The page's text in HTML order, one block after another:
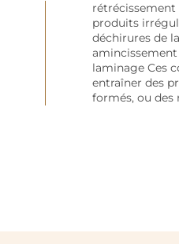
produits
déchirures de
amincissement
laminage Ces
entraîner des
formés, ou des